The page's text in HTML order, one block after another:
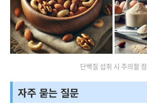
단백질 섭취 시 주의할 점
자주 묻는 질문